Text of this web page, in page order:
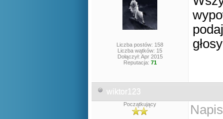
Liczba postów: 158
Liczba wątków: 15
Dołączył: Apr 2015
Reputacja: 71
wiktor123
Początkujący